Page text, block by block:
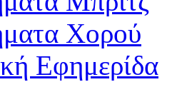
Χορού
Εφημερίδα